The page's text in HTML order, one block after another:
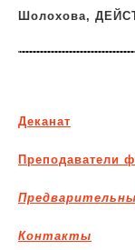
Шолохова,
Деканат
Преподаватели
Контакты